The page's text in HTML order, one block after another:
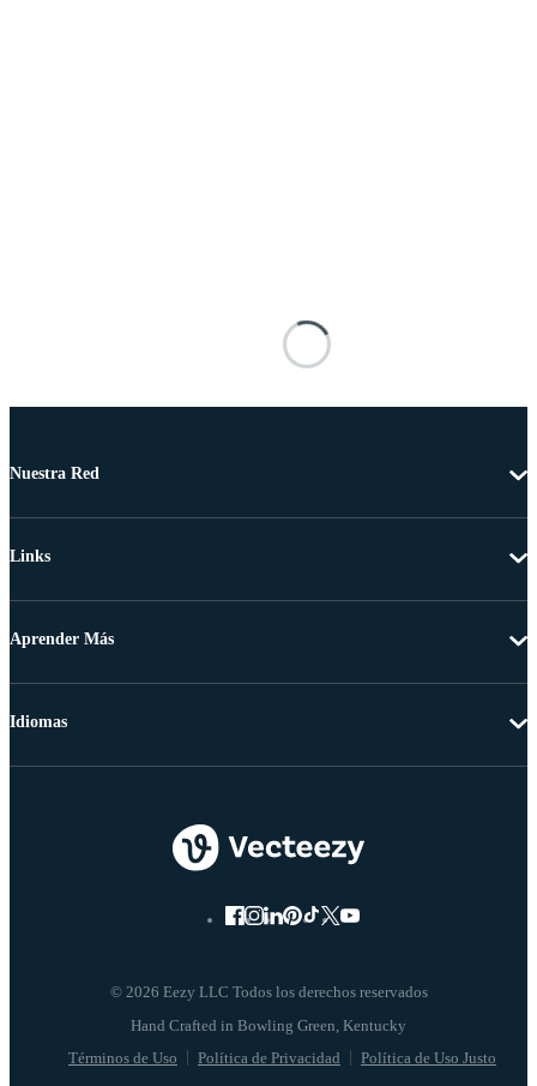
Nuestra Red
Links
Aprender Más
© 2026 Eezy LLC Todos los derechos reservados
Términos de Uso Política de Privacidad Política de Uso Justo
Idiomas